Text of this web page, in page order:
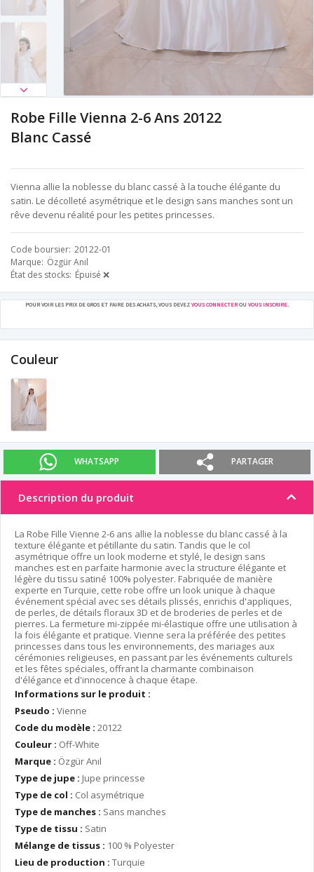
Robe Fille Vienna 2-6 Ans 20122
Blanc Cassé
Vienna allie la noblesse du blanc cassé à la touche élégante du
satin. Le décolleté asymétrique et le design sans manches sont un
rêve devenu réalité pour les petites princesses.
Code boursier 20122-01
Marque Özgür Anıl
État des stocks Épuisé ❌
POUR VOIR LES PRIX DE GROS ET FAIRE DES ACHATS, VOUS DEVEZ VOUS CONNECTEROU VOUS INSCRIRE
Couleur
WHATSAPP PARTAGER
Description du produit
La Robe Fille Vienne 2-6 ans allie la noblesse du blanc cassé à la
texture élégante et pétillante du satin. Tandis que le col
asymétrique offre un look moderne et stylé, le design sans
manches est en parfaite harmonie avec la structure élégante et
légère du tissu satiné 100% polyester. Fabriquée de manière
experte en Turquie, cette robe offre un look unique à chaque
événement spécial avec ses détails plissés, enrichis d'appliques,
de perles, de détails floraux 3D et de broderies de perles et de
pierres. La fermeture mi-zippée mi-élastique offre une utilisation à
la fois élégante et pratique. Vienne sera la préférée des petites
princesses dans tous les environnements, des mariages aux
cérémonies religieuses, en passant par les événements culturels
et les fêtes spéciales, offrant la charmante combinaison
d'élégance et d'innocence à chaque étape.
Informations sur le produit :
Pseudo : Vienne
Code du modèle : 20122
Couleur : Off-White
Marque : Özgür Anıl
Type de jupe : Jupe princesse
Type de col : Col asymétrique
Type de manches : Sans manches
Type de tissu : Satin
Mélange de tissus : 100 % Polyester
Lieu de production : Turquie